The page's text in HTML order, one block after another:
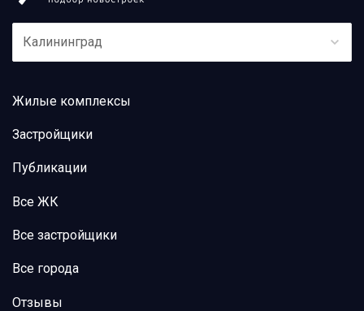
Калининград
Жилые комплексы
Застройщики
Публикации
Все ЖК
Все застройщики
Все города
Отзывы